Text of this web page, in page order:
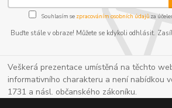
Souhlasím se zpracováním osobních údajůza
Buďte stále v obraze! Můžete se kdykoli odhlásit.
Veškerá prezentace umístěná na těchto
informativního charakteru a není nabídkou
1731 a násl. občanského zákoníku.